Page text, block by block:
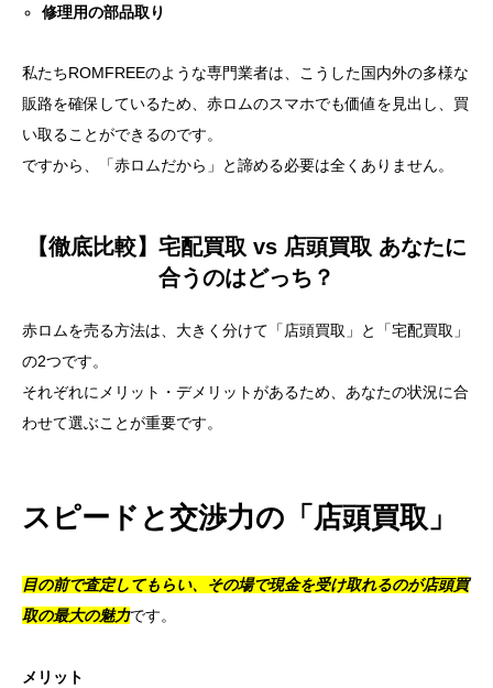
修理用の部品取り
私たちROMFREEのような専門業者は、こうした国内外の多様な
販路を確保しているため、赤ロムのスマホでも価値を見出し、買
い取ることができるのです。
ですから、「赤ロムだから」と諦める必要は全くありません。
【徹底比較】宅配買取 vs 店頭買取 あなたに
合うのはどっち？
赤ロムを売る方法は、大きく分けて「店頭買取」と「宅配買取」
の2つです。
それぞれにメリット・デメリットがあるため、あなたの状況に合
わせて選ぶことが重要です。
スピードと交渉力の「店頭買取」
目の前で査定してもらい、その場で現金を受け取れるのが店頭買
取の最大の魅力です。
メリット